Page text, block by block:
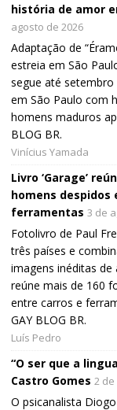
história de amor
agosto de 2026
Adaptação de
estreia em São
segue até setembro
em São Paulo com
homens maduros
BLOG BR.
Vinícius Yamada
Livro ‘Garage’
homens despidos
ferramentas 3 de
Fotolivro de Paul
três países e
imagens inéditas de
reúne mais de 160
entre carros e
GAY BLOG BR.
Luís Pedro
“O ser que a
Castro Gomes 2
O psicanalista